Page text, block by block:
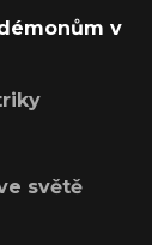
v
světě